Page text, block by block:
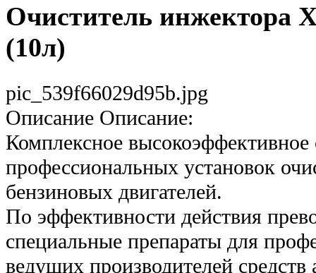
Очиститель инжектора
(10л)
pic_539f66029d95b.jpg
Описание Описание:
Комплексное высокоэффективное
профессиональных установок
бензиновых двигателей.
По эффективности действия
специальные препараты для
ведущих производителей средств